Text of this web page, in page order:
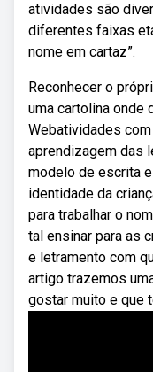
atividades são
diferentes faixas
nome em cartaz”.
Reconhecer o
uma cartolina onde
Webatividades
aprendizagem das
modelo de escrita
identidade da
para trabalhar o
tal ensinar para as
e letramento com
artigo trazemos
gostar muito e que